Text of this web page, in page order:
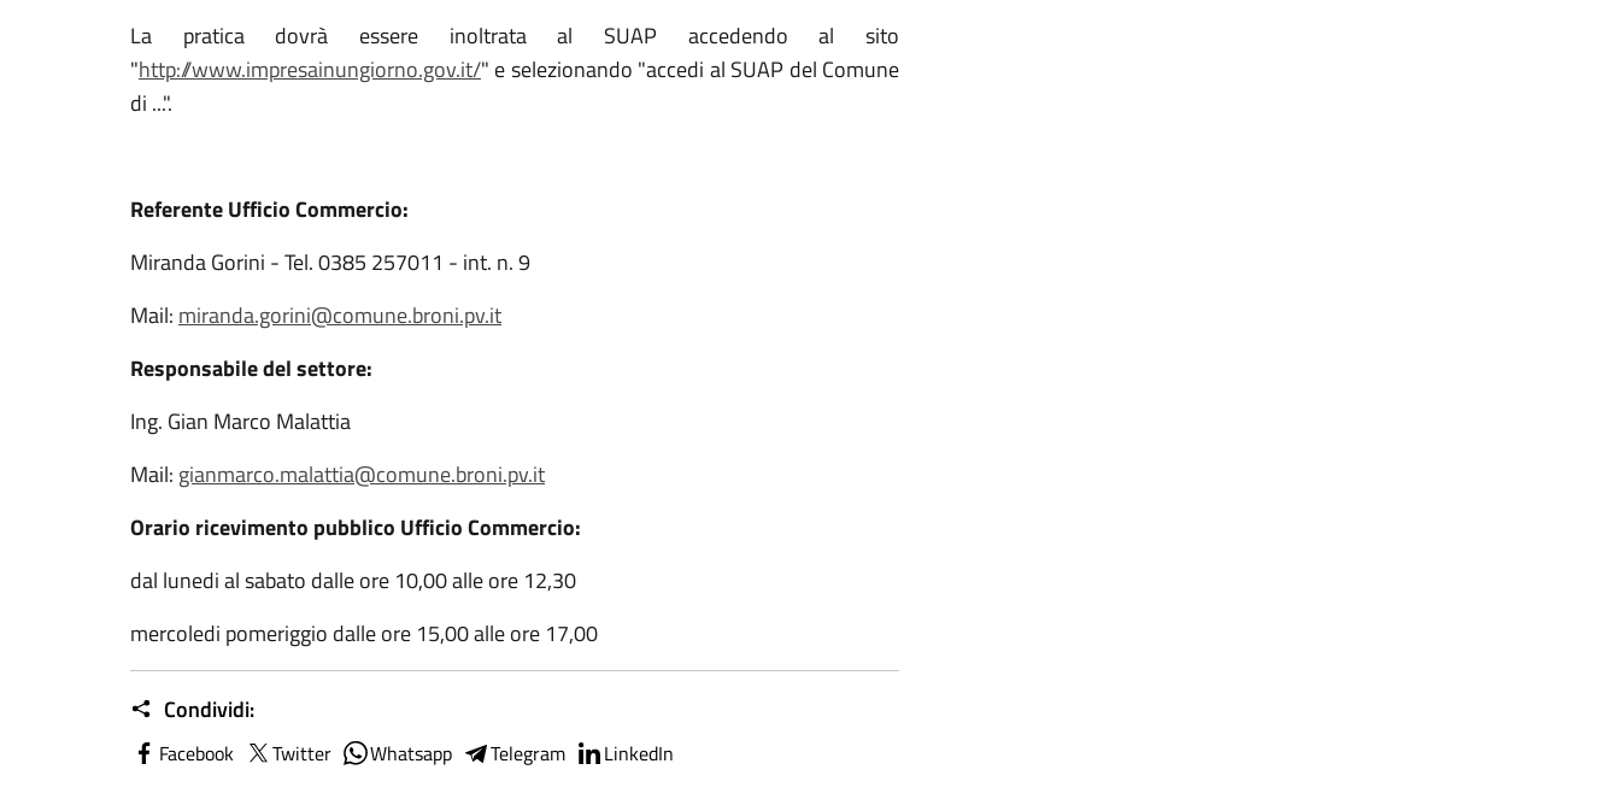
La pratica dovrà essere inoltrata al SUAP accedendo al sito
"http://www.impresainungiorno.gov.it/" e selezionando "accedi al SUAP del Comune
di ...".
Referente Ufficio Commercio:
Miranda Gorini - Tel. 0385 257011 - int. n. 9
Mail: miranda.gorini@comune.broni.pv.it
Responsabile del settore:
Ing. Gian Marco Malattia
Mail: gianmarco.malattia@comune.broni.pv.it
Orario ricevimento pubblico Ufficio Commercio:
dal lunedi al sabato dalle ore 10,00 alle ore 12,30
mercoledi pomeriggio dalle ore 15,00 alle ore 17,00
Condividi:
Facebook Twitter Whatsapp Telegram LinkedIn